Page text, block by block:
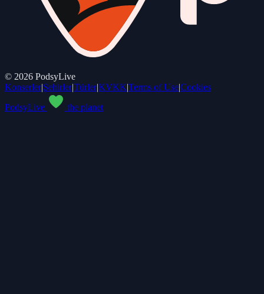
© 2026 PodsyLive
Konserler|Şehirler|Türler|KVKK|Terms of Use|Cookies
PodsyLive
the planet